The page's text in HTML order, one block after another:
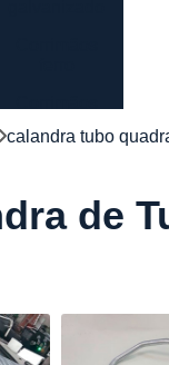
Cortes a
Curvamento
de tubo
calandra tubo
de